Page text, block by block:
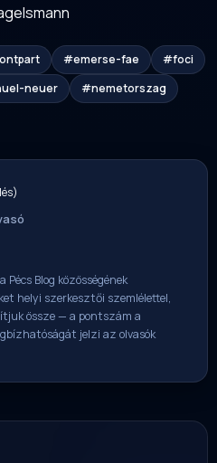
#emerse-fae
#foci
neuer
#nemetorszag
Pécs Blog közösségének
helyi szerkesztői szemlélettel,
össze — a pontszám a
jelzi az olvasók